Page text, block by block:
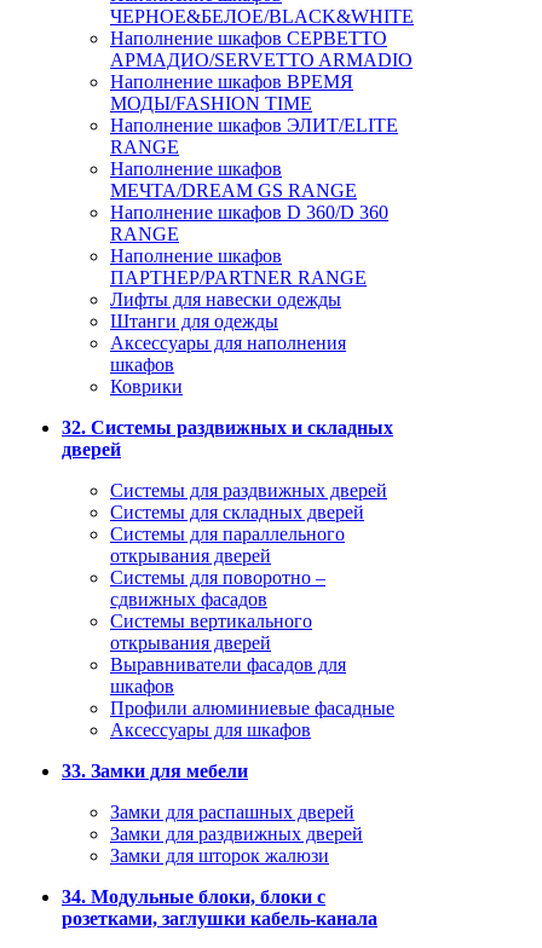
ЧЕРНОЕ&БЕЛОЕ/BLACK&WHITE
Наполнение шкафов СЕРВЕТТО
АРМАДИО/SERVETTO ARMADIO
Наполнение шкафов ВРЕМЯ
МОДЫ/FASHION TIME
Наполнение шкафов ЭЛИТ/ELITE
RANGE
Наполнение шкафов
МЕЧТА/DREAM GS RANGE
Наполнение шкафов D 360/D 360
RANGE
Наполнение шкафов
ПАРТНЕР/PARTNER RANGE
Лифты для навески одежды
Штанги для одежды
Аксессуары для наполнения
шкафов
Коврики
32. Системы раздвижных и складных
дверей
Системы для раздвижных дверей
Системы для складных дверей
Системы для параллельного
открывания дверей
Системы для поворотно –
сдвижных фасадов
Системы вертикального
открывания дверей
Выравниватели фасадов для
шкафов
Профили алюминиевые фасадные
Аксессуары для шкафов
33. Замки для мебели
Замки для распашных дверей
Замки для раздвижных дверей
Замки для шторок жалюзи
34. Модульные блоки, блоки с
розетками, заглушки кабель-канала